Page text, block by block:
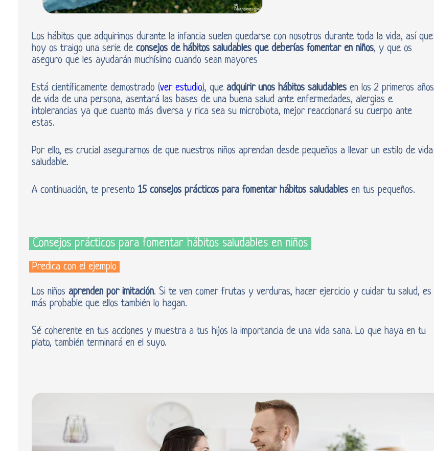
Los hábitos que adquirimos durante la infancia suelen quedarse con nosotros durante toda la vida, así que
hoy os traigo una serie deconsejos de hábitos saludables que deberías fomentar en niños, y que os
aseguro que les ayudarán muchísimo cuando sean mayores
Está científicamente demostrado (ver estudio), que adquirir unos hábitos saludables en los 2 primeros años
de vida de una persona, asentará las bases de una buena salud ante enfermedades, alergias e
intolerancias ya que cuanto más diversa y rica sea su microbiota, mejor reaccionará su cuerpo ante
estas.
Por ello, es crucial asegurarnos de que nuestros niños aprendan desde pequeños a llevar un estilo de vida
saludable.
A continuación, te presento 15 consejos prácticos para fomentar hábitos saludables en tus pequeños.
Consejos prácticos para fomentar hábitos saludables en niños
Predica con el ejemplo
Los niños aprenden por imitación. Si te ven comer frutas y verduras, hacer ejercicio y cuidar tu salud, es
más probable que ellos también lo hagan.
Sé coherente en tus acciones y muestra a tus hijos la importancia de una vida sana. Lo que haya en tu
plato, también terminará en el suyo.